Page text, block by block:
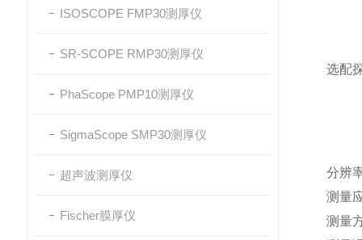
ISOSCOPE FMP30测厚仪
SR-SCOPE RMP30测厚仪
PhaScope PMP10测厚仪
SigmaScope SMP30测厚仪
超声波测厚仪
Fischer膜厚仪
选配
分辨
测量
测量